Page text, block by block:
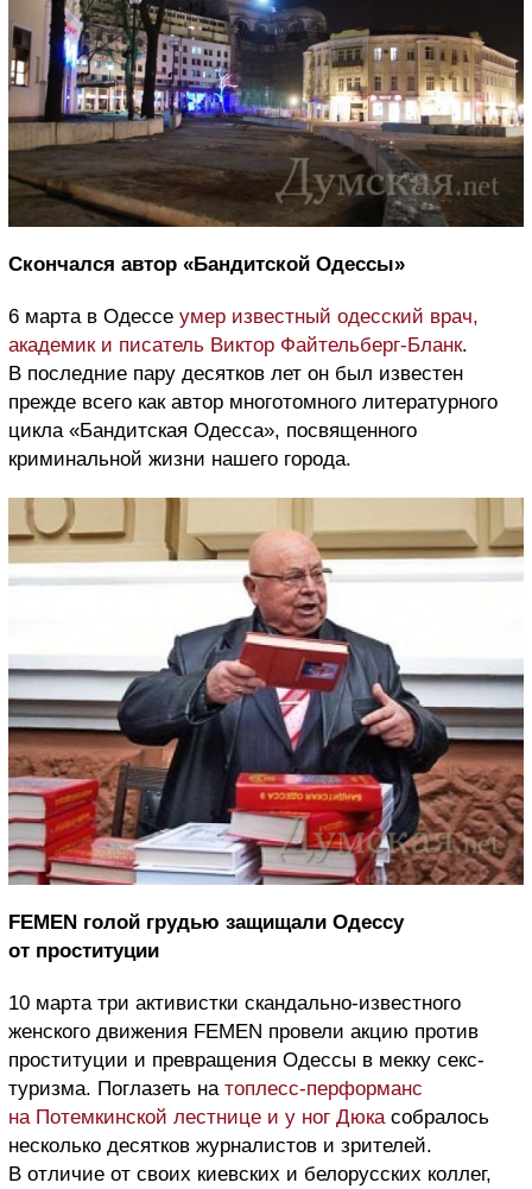
Скончался автор «Бандитской Одессы»
6 марта в Одессе умер известный одесский врач,
академик и писатель Виктор Файтельберг-Бланк.
В последние пару десятков лет он был известен
прежде всего как автор многотомного литературного
цикла «Бандитская Одесса», посвященного
криминальной жизни нашего города.
FEMEN голой грудью защищали Одессу
от проституции
10 марта три активистки скандально-известного
женского движения FEMEN провели акцию против
проституции и превращения Одессы в мекку секс-
туризма. Поглазеть на топлесс-перформанс
на Потемкинской лестнице и у ног Дюкасобралось
несколько десятков журналистов и зрителей.
В отличие от своих киевских и белорусских коллег,